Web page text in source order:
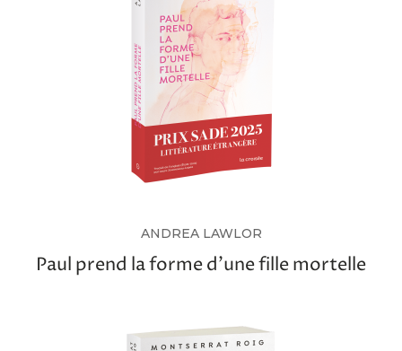
ANDREA LAWLOR
Paul prend la forme d’une fille mortelle